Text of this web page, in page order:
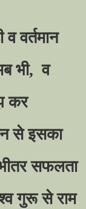
वर्तमान
भी, व
कर
से इसका
सफलता
गुरू से राम